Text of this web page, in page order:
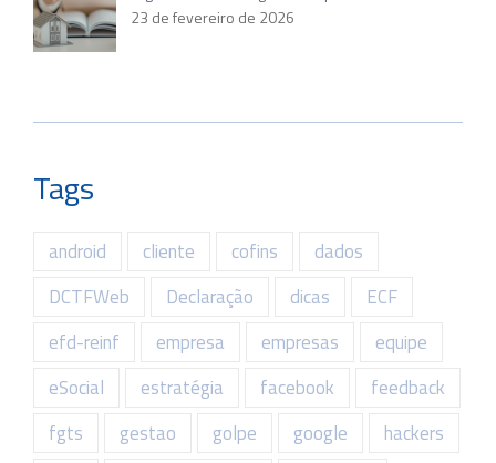
23 de fevereiro de 2026
Tags
android cliente cofins
dados
DCTFWeb
Declaração dicas
ECF
efd-reinf
empresa empresas
equipe
eSocial
estratégia facebook
feedback
fgts
gestao golpe google
hackers